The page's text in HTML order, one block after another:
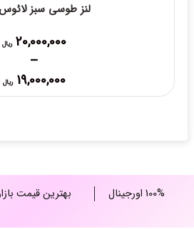
لنز طوسی سبز
20,000,000 ریال
–
19,000,000 ریال
Price
range:
100% اورجینال بهترین قیمت